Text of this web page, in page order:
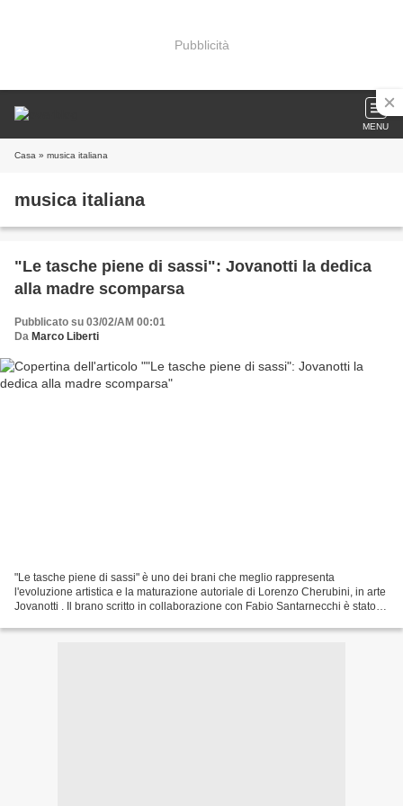
Pubblicità
MENU
Casa » musica italiana
musica italiana
"Le tasche piene di sassi": Jovanotti la dedica
alla madre scomparsa
Pubblicato su 03/02/AM 00:01
Da Marco Liberti
"Le tasche piene di sassi" è uno dei brani che meglio rappresenta
l'evoluzione artistica e la maturazione autoriale di Lorenzo Cherubini, in arte
Jovanotti . Il brano scritto in collaborazione con Fabio Santarnecchi è stato